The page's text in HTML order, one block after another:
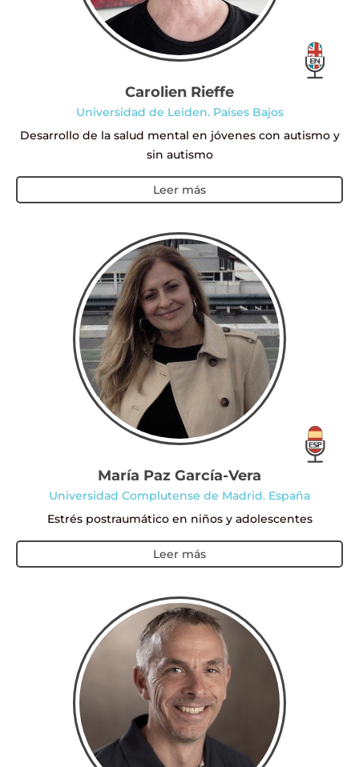
Carolien Rieffe
Universidad de Leiden. Países Bajos
Desarrollo de la salud mental en jóvenes con autismo y
sin autismo
Leer más
María Paz García-Vera
Universidad Complutense de Madrid. España
Estrés postraumático en niños y adolescentes
Leer más